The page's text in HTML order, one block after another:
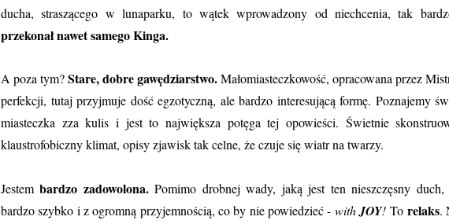
ducha, straszącego w lunaparku, to wątek wprowadzony od niechcenia, tak
przekonał nawet samego Kinga.
A poza tym?Stare, dobre gawędziarstwo.Małomiasteczkowość, opracowana przez
perfekcji, tutaj przyjmuje dość egzotyczną, ale bardzo interesującą formę. Poznajemy
miasteczka zza kulis i jest to największa potęga tej opowieści. Świetnie
klaustrofobiczny klimat, opisy zjawisk tak celne, że czuje się wiatr na twarzy.
Jestembardzo zadowolona.Pomimo drobnej wady, jaką jest ten nieszczęsny duch,
bardzo szybko i z ogromną przyjemnością, co by nie powiedzieć - withJOY! To relaks.